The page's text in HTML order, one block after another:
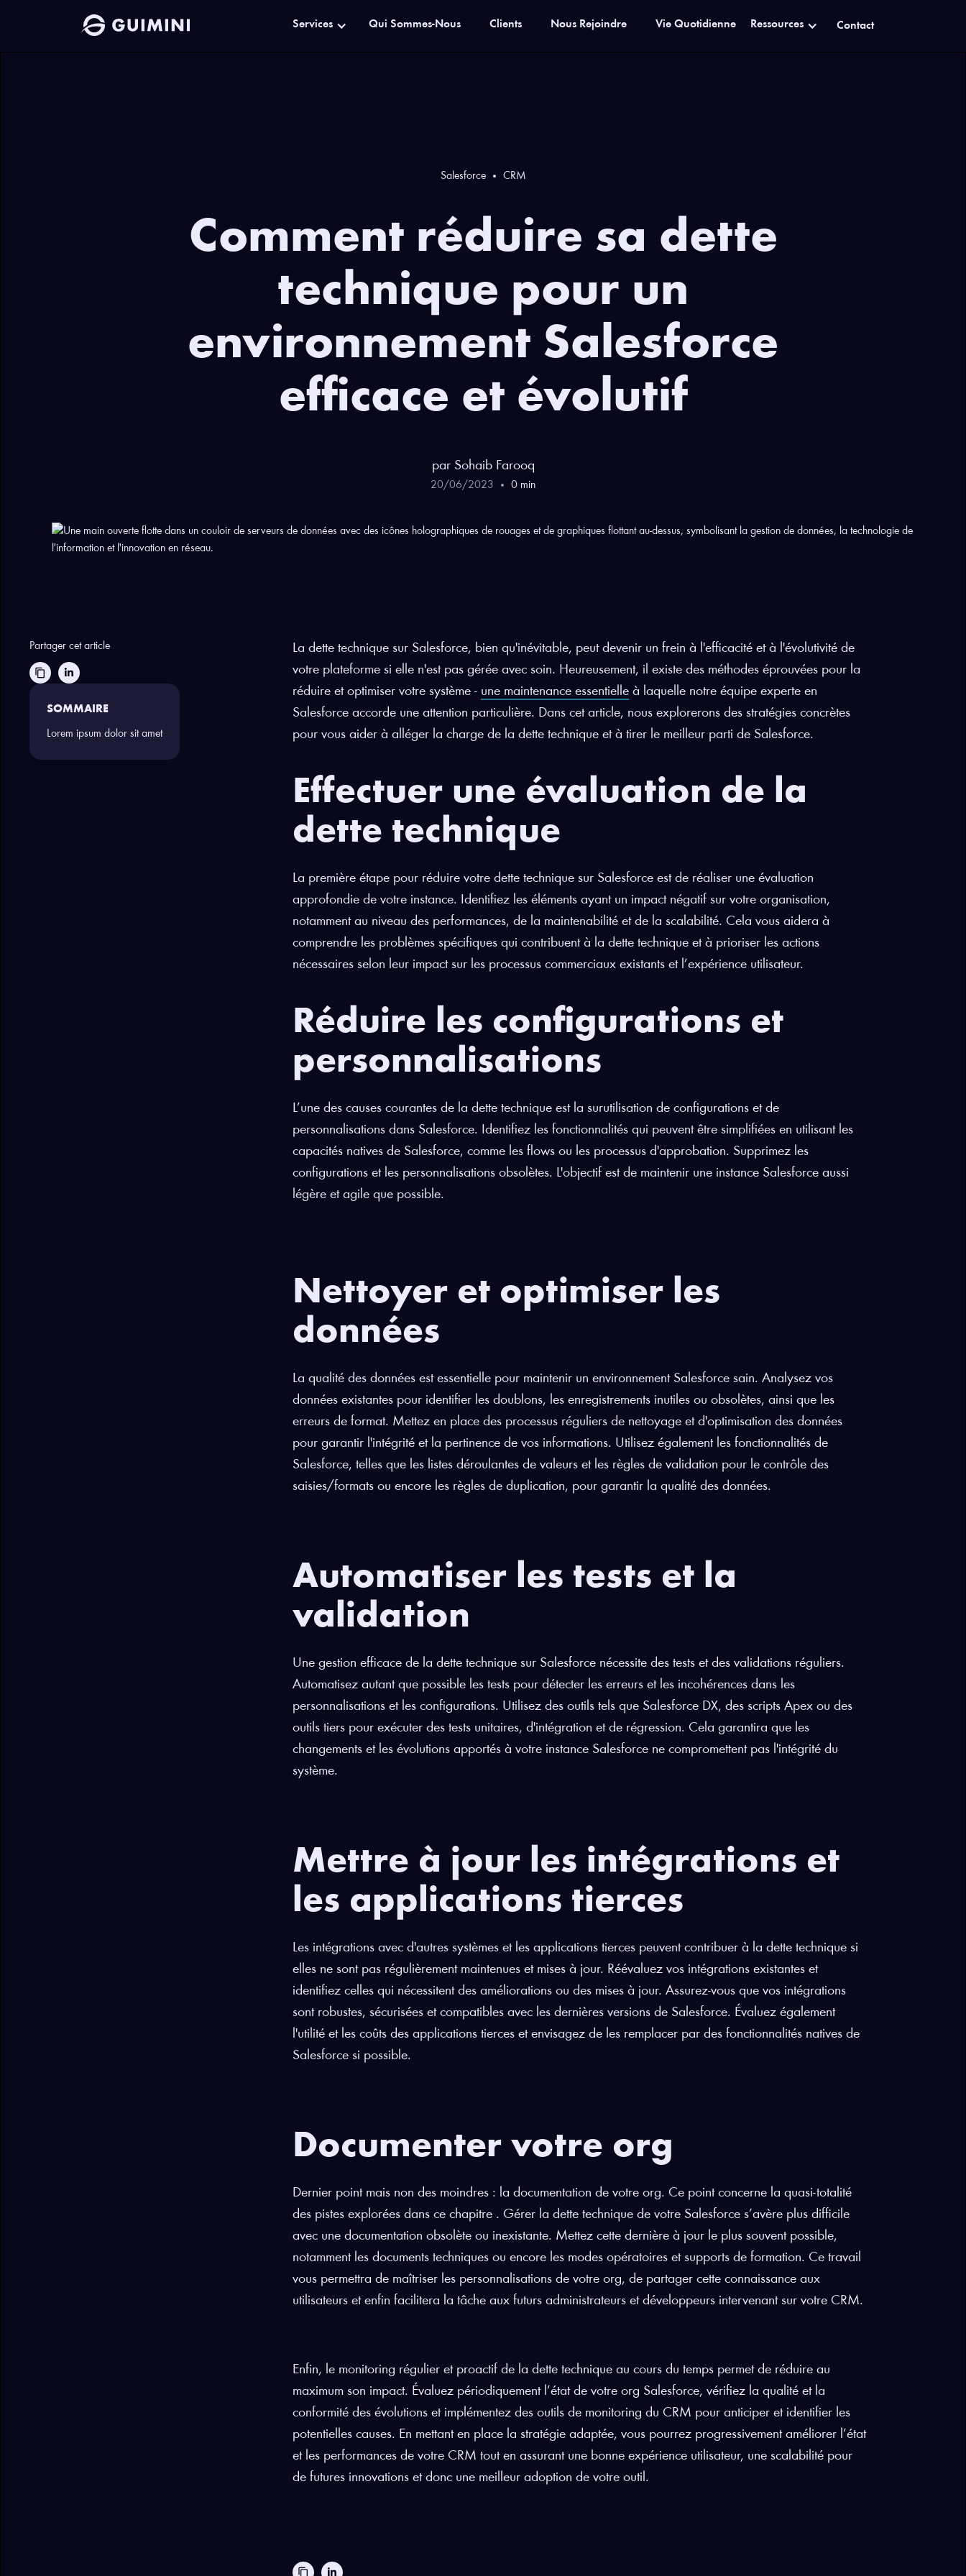
Services Qui Sommes-Nous Clients Nous Rejoindre Vie Quotidienne Ressources Contact
Salesforce CRM
Comment réduire sa dette
technique pour un
environnement Salesforce
efficace et évolutif
par Sohaib Farooq
20/06/2023 0 min
Partager cet article
content_copy
SOMMAIRE
Lorem ipsum dolor sit amet
La dette technique sur Salesforce, bien qu'inévitable, peut devenir un frein à l'efficacité et à l'évolutivité de
votre plateforme si elle n'est pas gérée avec soin. Heureusement, il existe des méthodes éprouvées pour la
réduire et optimiser votre système - une maintenance essentielleà laquelle notre équipe experte en
Salesforceaccorde une attention particulière. Dans cet article, nous explorerons des stratégies concrètes
pour vous aider à alléger la charge de la dette technique et à tirer le meilleur parti de Salesforce.
Effectuer une évaluation de la
dette technique
La première étape pour réduire votre dette technique sur Salesforce est de réaliser une évaluation
approfondie de votre instance. Identifiez les éléments ayant un impact négatif sur votre organisation,
notamment au niveau des performances, de la maintenabilité et de la scalabilité. Cela vous aidera à
comprendre les problèmes spécifiques qui contribuent à la dette technique et à prioriser les actions
nécessaires selon leur impact sur les processus commerciaux existants et l’expérience utilisateur.
Réduire les configurations et
personnalisations
L’une des causes courantes de la dette technique est la surutilisation de configurations et de
personnalisations dans Salesforce. Identifiez les fonctionnalités qui peuvent être simplifiées en utilisant les
capacités natives de Salesforce, comme les flows ou les processus d'approbation. Supprimez les
configurations et les personnalisations obsolètes. L'objectif est de maintenir une instance Salesforce aussi
légère et agile que possible.
Nettoyer et optimiser les
données
La qualité des données est essentielle pour maintenir un environnement Salesforce sain. Analysez vos
données existantes pour identifier les doublons, les enregistrements inutiles ou obsolètes, ainsi que les
erreurs de format. Mettez en place des processus réguliers de nettoyage et d'optimisation des données
pour garantir l'intégrité et la pertinence de vos informations. Utilisez également les fonctionnalités de
Salesforce, telles que les listes déroulantes de valeurs et les règles de validation pour le contrôle des
saisies/formats ou encore les règles de duplication, pour garantir la qualité des données.
Automatiser les tests et la
validation
Une gestion efficace de la dette technique sur Salesforce nécessite des tests et des validations réguliers.
Automatisez autant que possible les tests pour détecter les erreurs et les incohérences dans les
personnalisations et les configurations. Utilisez des outils tels que Salesforce DX, des scripts Apex ou des
outils tiers pour exécuter des tests unitaires, d'intégration et de régression. Cela garantira que les
changements et les évolutions apportés à votre instance Salesforce ne compromettent pas l'intégrité du
système.
Mettre à jour les intégrations et
les applications tierces
Les intégrations avec d'autres systèmes et les applications tierces peuvent contribuer à la dette technique si
elles ne sont pas régulièrement maintenues et mises à jour. Réévaluez vos intégrations existantes et
identifiez celles qui nécessitent des améliorations ou des mises à jour. Assurez-vous que vos intégrations
sont robustes, sécurisées et compatibles avec les dernières versions de Salesforce. Évaluez également
l'utilité et les coûts des applications tierces et envisagez de les remplacer par des fonctionnalités natives de
Salesforce si possible.
Documenter votre org
Dernier point mais non des moindres : la documentation de votre org. Ce point concerne la quasi-totalité
des pistes explorées dans ce chapitre . Gérer la dette technique de votre Salesforce s’avère plus difficile
avec une documentation obsolète ou inexistante. Mettez cette dernière à jour le plus souvent possible,
notamment les documents techniques ou encore les modes opératoires et supports de formation. Ce travail
vous permettra de maîtriser les personnalisations de votre org, de partager cette connaissance aux
utilisateurs et enfin facilitera la tâche aux futurs administrateurs et développeurs intervenant sur votre CRM.
Enfin, le monitoring régulier et proactif de la dette technique au cours du temps permet de réduire au
maximum son impact. Évaluez périodiquement l’état de votre org Salesforce, vérifiez la qualité et la
conformité des évolutions et implémentez des outils de monitoring du CRM pour anticiper et identifier les
potentielles causes. En mettant en place la stratégie adaptée, vous pourrez progressivement améliorer l’état
et les performances de votre CRM tout en assurant une bonne expérience utilisateur, une scalabilité pour
de futures innovations et donc une meilleur adoption de votre outil.
content_copy